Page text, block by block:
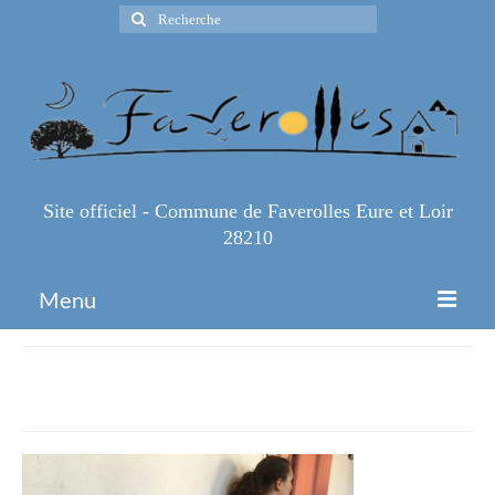
Rechercher
:
Site officiel - Commune de Faverolles Eure et Loir
28210
Menu
Infos Pratiques